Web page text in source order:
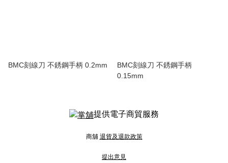
BMC刻線刀 不銹鋼手柄 0.2mm
BMC刻線刀 不銹鋼手柄
0.15mm
提供電子商貿服務
商舖 退貨及退款政策
提出意見